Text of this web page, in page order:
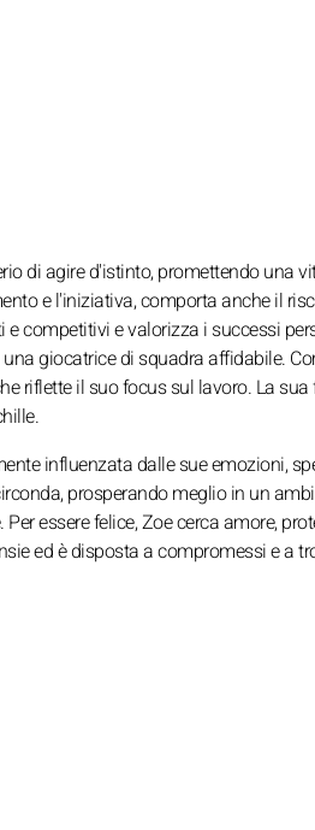
di agire d'istinto, promettendo una
e l'iniziativa, comporta anche il
competitivi e valorizza i successi
giocatrice di squadra affidabile.
riflette il suo focus sul lavoro. La
influenzata dalle sue emozioni,
prosperando meglio in un
essere felice, Zoe cerca amore,
ed è disposta a compromessi e a